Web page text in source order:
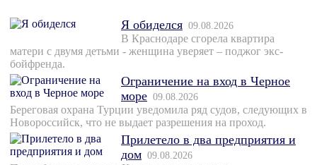
Я обиделся 09.08.2026
В Краснодаре сгорела квартира
матери с двумя детьми - женщина уверяет – поджог экс-
бойфренда.
Ограничение на вход в Черное
море 09.08.2026
Береговая охрана Турции уведомила ряд судов, следующих в
Новороссийск, что не выдает разрешения на проход.
Прилетело в два предприятия и
дом 09.08.2026